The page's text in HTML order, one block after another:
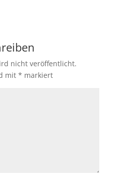
nicht veröffentlicht.
mit * markiert